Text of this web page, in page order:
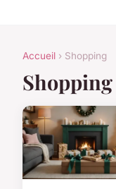
Accueil › Shopping
Shopping